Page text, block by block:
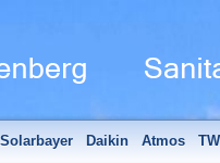
Solarbayer Daikin Atmos